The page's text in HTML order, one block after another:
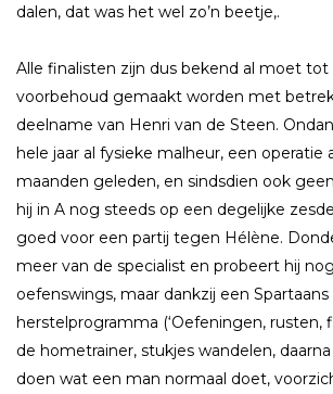
dalen, dat was het wel zo’n beetje,.
Alle finalisten zijn dus bekend al moet
voorbehoud gemaakt worden met
deelname van Henri van de Steen.
hele jaar al fysieke malheur, een operatie
maanden geleden, en sindsdien ook
hij in A nog steeds op een degelijke
goed voor een partij tegen Hélène.
meer van de specialist en probeert hij
oefenswings, maar dankzij een Spartaans
herstelprogramma (‘Oefeningen, rusten,
de hometrainer, stukjes wandelen,
doen wat een man normaal doet,